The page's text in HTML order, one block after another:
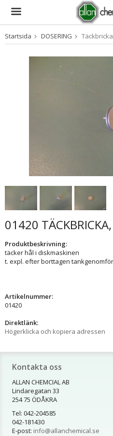
Produkten har blivit
Startsida DOSERING Täckbricka
01420
Produktbeskrivning:
täcker hål i diskmaskinen
t. expl. efter borttagen
Artikelnummer:
01420
Direktlänk:
Högerklicka och kopiera adressen
Kontakta oss
ALLAN CHEMCIAL AB
Lindaregatan 33
254 75 ÖDÅKRA
Tel: 042-204585
042-181430
E-post: info@allanchemical.se